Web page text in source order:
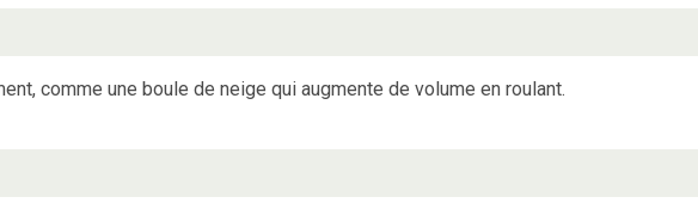
comme une boule de neige qui augmente de volume en roulant.